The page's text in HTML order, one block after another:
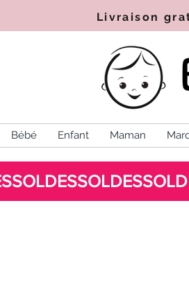
Livraison
Bébé Enfant Maman